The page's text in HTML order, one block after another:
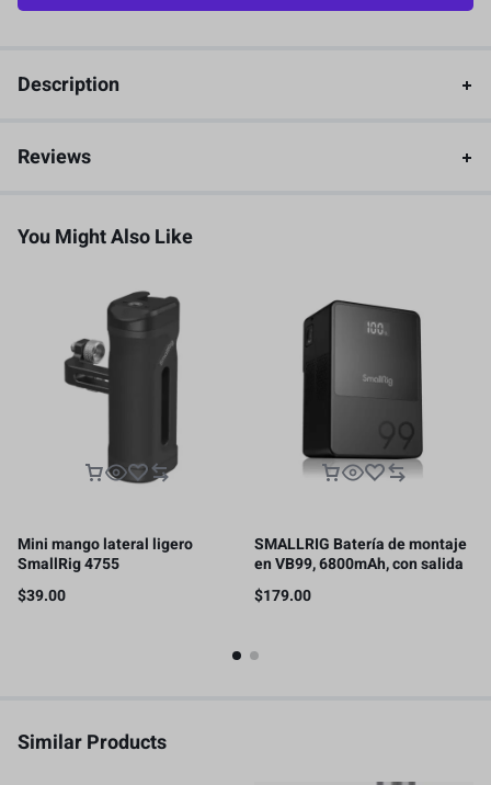
Description
Reviews
You Might Also Like
Mini mango lateral ligero
SmallRig 4755
$39.00
SMALLRIG Batería de montaje
en VB99, 6800mAh, con salida
de 100 W, carga completa 2H
$179.00
Similar Products